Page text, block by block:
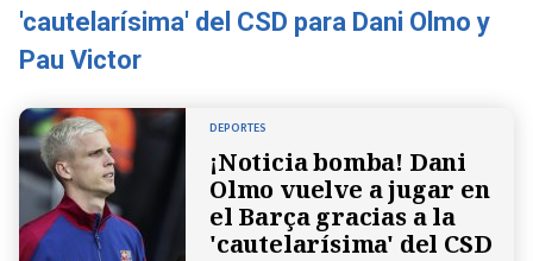
'cautelarísima' del CSD para Dani Olmo y
Pau Victor
DEPORTES
¡Noticia bomba! Dani
Olmo vuelve a jugar en
el Barça gracias a la
'cautelarísima' del CSD